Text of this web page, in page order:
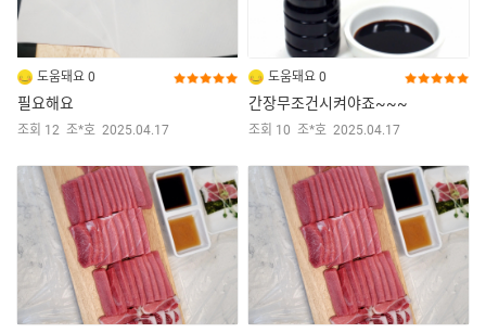
도움돼요 0
필요해요
조회 12 조*호 2025.04.17
도움돼요 0
간장무조건시켜야죠~~~
조회 10 조*호 2025.04.17